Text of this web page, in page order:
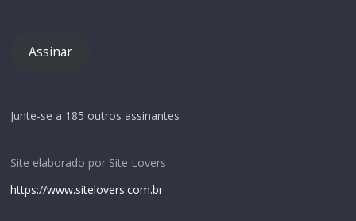
Assinar
Junte-se a 185 outros assinantes
Site elaborado por Site Lovers
https://www.sitelovers.com.br